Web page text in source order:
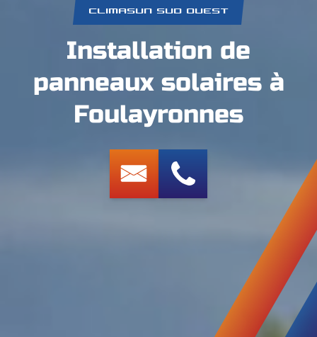
CLIMASUN SUD OUEST
Installation de
panneaux solaires à
Foulayronnes